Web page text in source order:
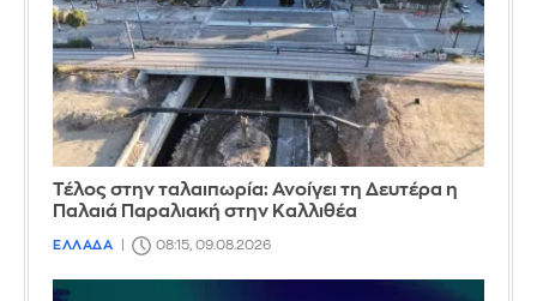
Τέλος στην ταλαιπωρία: Ανοίγει τη Δευτέρα η
Παλαιά Παραλιακή στην Καλλιθέα
ΕΛΛΑΔΑ 08:15, 09.08.2026